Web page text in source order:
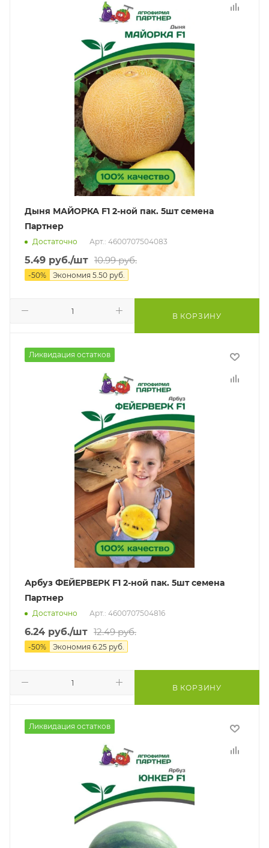
Дыня МАЙОРКА F1 2-ной пак. 5шт семена
Партнер
Достаточно Арт.: 4600707504083
5.49 руб./шт 10.99руб.
-50% Экономия 5.50 руб.
В КОРЗИНУ
Ликвидация остатков
Арбуз ФЕЙЕРВЕРК F1 2-ной пак. 5шт семена
Партнер
Достаточно Арт.: 4600707504816
6.24 руб./шт 12.49руб.
-50% Экономия 6.25 руб.
В КОРЗИНУ
Ликвидация остатков